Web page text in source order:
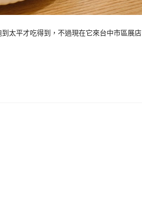
太平才吃得到，不過現在它來台中市區展店